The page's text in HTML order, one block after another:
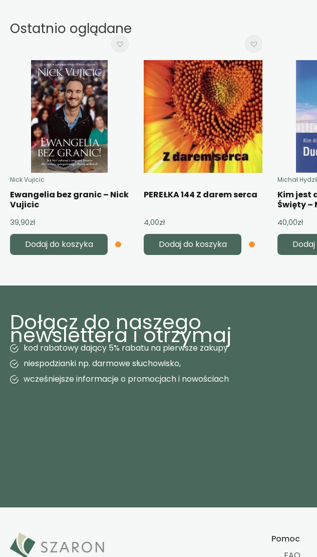
Ostatnio oglądane
Nick Vujicic
Ewangelia bez granic – Nick
Vujicic
39,90zł
Dodaj do koszyka
PEREŁKA 144 Z darem serca
4,00zł
Dodaj do koszyka
Michał
Kim jest
Święty –
40,00zł
Dołącz do naszego
newslettera i otrzymaj
kod rabatowy dający 5% rabatu na pierwsze zakupy
niespodzianki np. darmowe słuchowisko,
wcześniejsze informacje o promocjach i nowościach
Pomoc